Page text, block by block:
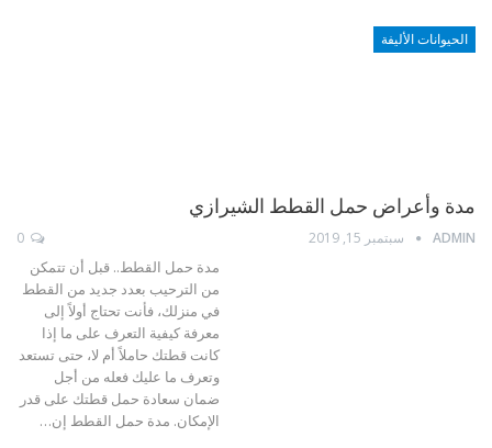
الحيوانات الأليفة
مدة وأعراض حمل القطط الشيرازي
ADMIN سبتمبر 15, 2019
مدة حمل القطط.. قبل أن تتمكن
من الترحيب بعدد جديد من القطط
في منزلك، فأنت تحتاج أولاً إلى
معرفة كيفية التعرف على ما إذا
كانت قطتك حاملاً أم لا، حتى تستعد
وتعرف ما عليك فعله من أجل
ضمان سعادة حمل قطتك على قدر
الإمكان. مدة حمل القطط إن…